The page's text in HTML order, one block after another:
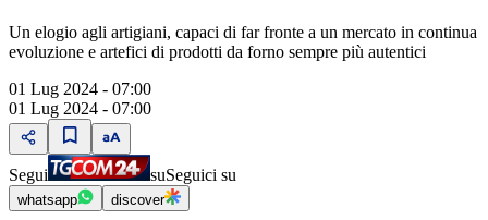
Un elogio agli artigiani, capaci di far fronte a un mercato in continua
evoluzione e artefici di prodotti da forno sempre più autentici
01 Lug 2024 - 07:00
01 Lug 2024 - 07:00
Segui suSeguici su
whatsapp discover